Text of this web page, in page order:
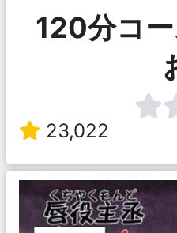
120分コ
23,022